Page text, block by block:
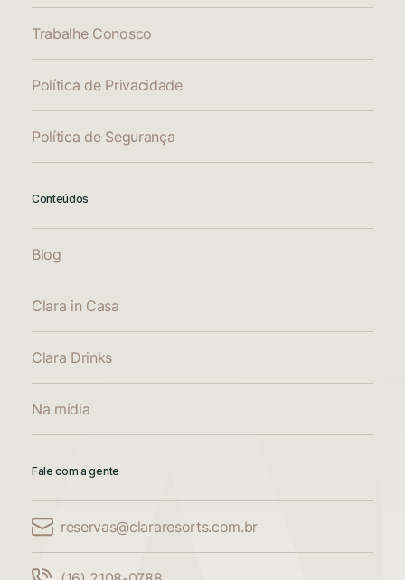
Trabalhe Conosco
Política de Privacidade
Política de Segurança
Conteúdos
Blog
Clara in Casa
Clara Drinks
Na mídia
Fale com a gente
reservas@clararesorts.com.br